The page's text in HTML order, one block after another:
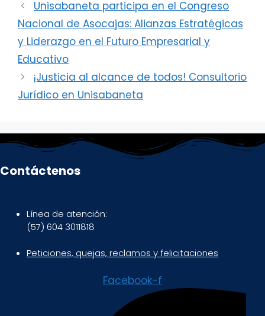
Unisabaneta participa en el Congreso
Nacional de Asocajas: Alianzas Estratégicas
y Liderazgo en el Futuro Empresarial y
Educativo
¡Justicia al alcance de todos! Consultorio
Jurídico en Unisabaneta
Contáctenos
Línea de atención:
(57) 604 3011818
Peticiones, quejas, reclamos y felicitaciones
Facebook-f